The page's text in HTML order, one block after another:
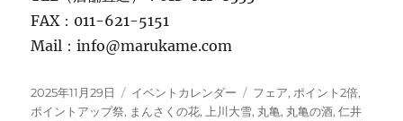
FAX：011-621-5151
Mail：info@marukame.com
投
稿
2025年11月29日
カ
テ
イベントカレンダー
タ
グ
フェア, ポイント2倍,
ポイントアップ祭, まんさくの花, 上川大雪, 丸亀, 丸亀の酒,仁井